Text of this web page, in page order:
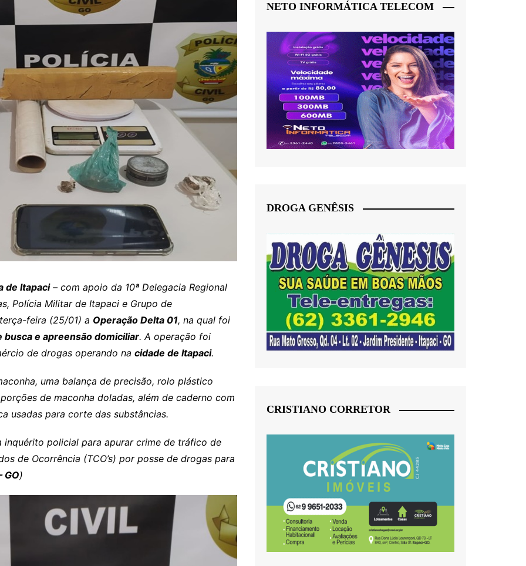
de Itapaci– com apoio da 10ª Delegacia Regional
Polícia Militar de Itapaci e Grupo de
feira (25/01) a Operação Delta 01, na qual foi
busca e apreensão domiciliar. A operação foi
de drogas operando na cidade de Itapaci.
uma balança de precisão, rolo plástico
de maconha doladas, além de caderno com
usadas para corte das substâncias.
policial para apurar crime de tráfico de
de Ocorrência (TCO’s) por posse de drogas para
GO)
NETO INFORMÁTICA TELECOM
DROGA GENÊSIS
CRISTIANO CORRETOR